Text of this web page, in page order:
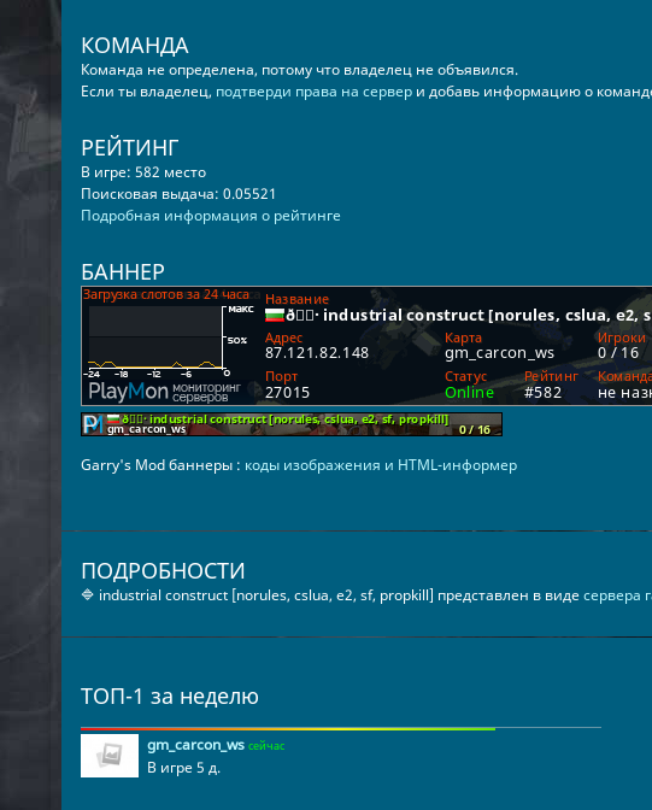
КОМАНДА
Команда не определена, потому что владелец не объявился.
Если ты владелец, подтверди права на сервери добавь информацию о
РЕЙТИНГ
В игре: 582 место
Поисковая выдача: 0.05521
Подробная информация о рейтинге
БАННЕР
Garry's Mod баннеры : коды изображения и HTML-информер
ПОДРОБНОСТИ
🔷 industrial construct [norules, cslua, e2, sf, propkill] представлен в видесервера
ТОП-1 за неделю
gm_carcon_ws сейчас
В игре 5 д.